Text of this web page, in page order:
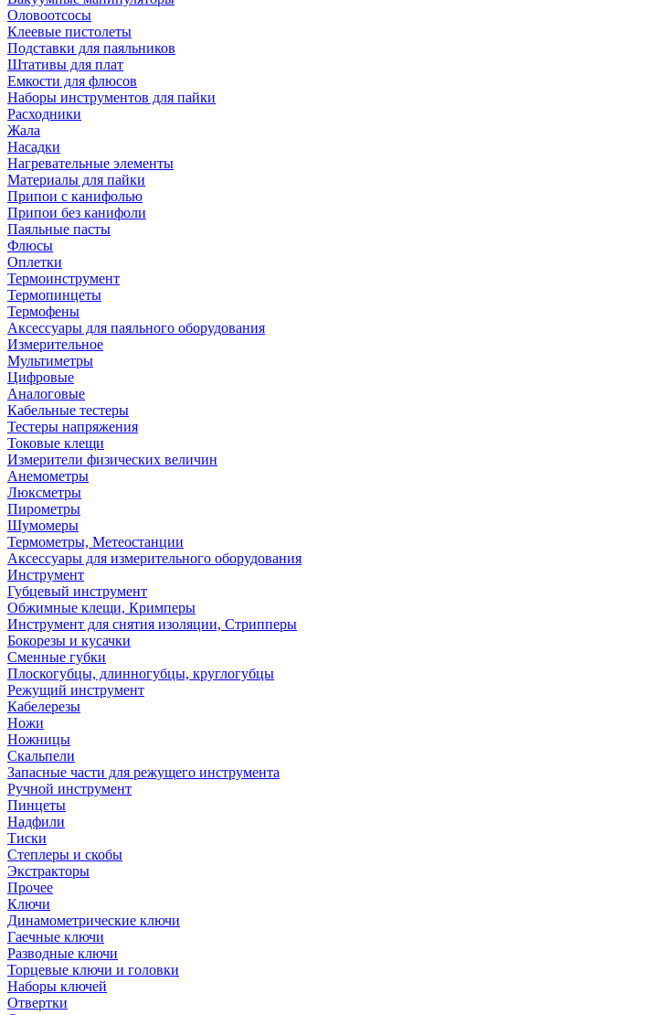
Оловоотсосы
Клеевые пистолеты
Подставки для паяльников
Штативы для плат
Емкости для флюсов
Наборы инструментов для пайки
Расходники
Жала
Насадки
Нагревательные элементы
Материалы для пайки
Припои с канифолью
Припои без канифоли
Паяльные пасты
Флюсы
Оплетки
Термоинструмент
Термопинцеты
Термофены
Аксессуары для паяльного оборудования
Измерительное
Мультиметры
Цифровые
Аналоговые
Кабельные тестеры
Тестеры напряжения
Токовые клещи
Измерители физических величин
Анемометры
Люксметры
Пирометры
Шумомеры
Термометры, Метеостанции
Аксессуары для измерительного оборудования
Инструмент
Губцевый инструмент
Обжимные клещи, Кримперы
Инструмент для снятия изоляции, Стрипперы
Бокорезы и кусачки
Сменные губки
Плоскогубцы, длинногубцы, круглогубцы
Режущий инструмент
Кабелерезы
Ножи
Ножницы
Скальпели
Запасные части для режущего инструмента
Ручной инструмент
Пинцеты
Надфили
Тиски
Степлеры и скобы
Экстракторы
Прочее
Ключи
Динамометрические ключи
Гаечные ключи
Разводные ключи
Торцевые ключи и головки
Наборы ключей
Отвертки